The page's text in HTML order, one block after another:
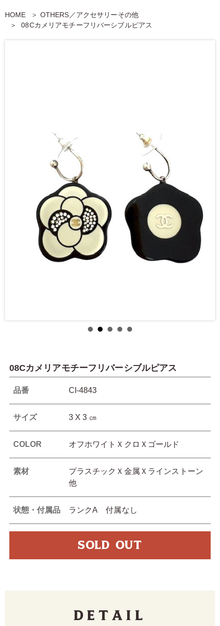
HOME
OTHERS／アクセサリーその他
08Cカメリアモチーフリバーシブルピアス
08Cカメリアモチーフリバーシブルピアス
品番 CI-4843
サイズ 3 X 3 ㎝
COLOR オフホワイトＸクロＸゴールド
素材
プラスチックＸ金属Ｘラインストーン
他
状態・付属品 ランクA 付属なし
SOLD OUT
Detail